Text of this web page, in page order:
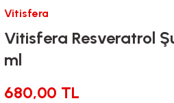
Vitisfera
Vitisfera Resveratrol
ml
680,00 TL